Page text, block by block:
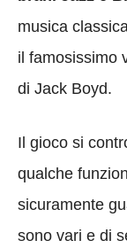
musica
il famosissimo
di Jack Boyd.
Il gioco si
qualche
sicuramente
sono vari e di